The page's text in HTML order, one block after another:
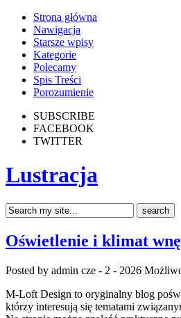
Strona główna
Nawigacja
Starsze wpisy
Kategorie
Polecamy
Spis Treści
Porozumienie
SUBSCRIBE
FACEBOOK
TWITTER
Lustracja
Oświetlenie i klimat
Posted by admin cze - 2 - 2026
M-Loft Design to oryginalny blog
którzy interesują się tematami